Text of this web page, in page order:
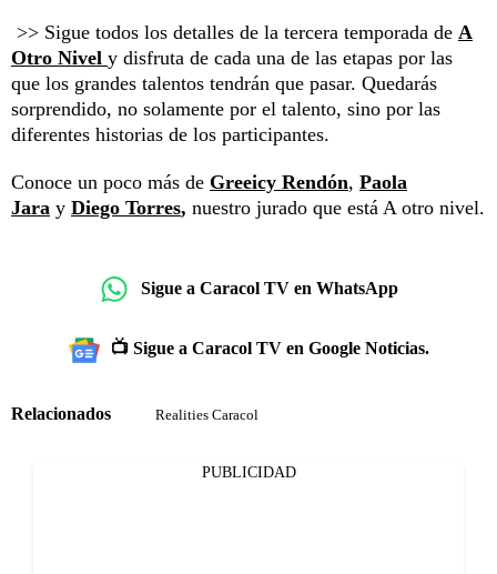
>> Sigue todos los detalles de la tercera temporada de A
Otro Nivel y disfruta de cada una de las etapas por las
que los grandes talentos tendrán que pasar. Quedarás
sorprendido, no solamente por el talento, sino por las
diferentes historias de los participantes.
Conoce un poco más de Greeicy Rendón, Paola
Jara y Diego Torres, nuestro jurado que está A otro nivel.
Sigue a Caracol TV en WhatsApp
📺 Sigue a Caracol TV en Google Noticias.
Relacionados Realities Caracol
PUBLICIDAD